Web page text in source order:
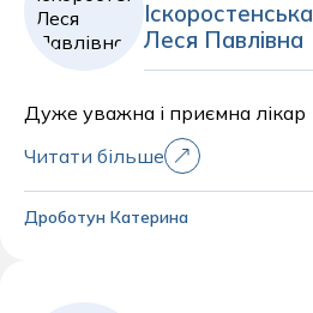
Іскоростенська
Леся Павлівна
Дуже уважна і приємна лікар
Читати більше
Дроботун Катерина